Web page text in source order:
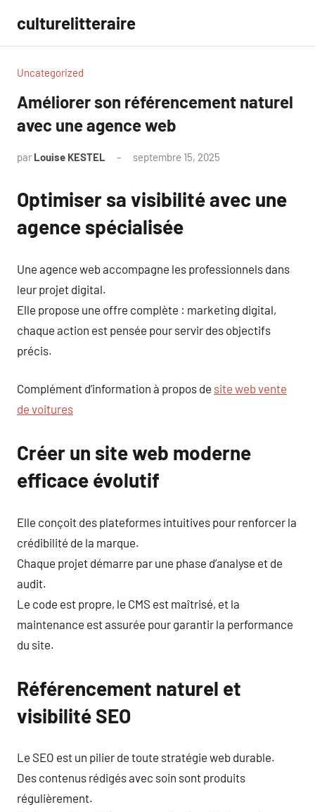
contenu
culturelitteraire
Uncategorized
Améliorer son référencement naturel
avec une agence web
par Louise KESTEL septembre 15, 2025
Optimiser sa visibilité avec une
agence spécialisée
Une agence web accompagne les professionnels dans
leur projet digital.
Elle propose une offre complète : marketing digital,
chaque action est pensée pour servir des objectifs
précis.
Complément d’information à propos de site web vente
de voitures
Créer un site web moderne
efficace évolutif
Elle conçoit des plateformes intuitives pour renforcer la
crédibilité de la marque.
Chaque projet démarre par une phase d’analyse et de
audit.
Le code est propre, le CMS est maîtrisé, et la
maintenance est assurée pour garantir la performance
du site.
Référencement naturel et
visibilité SEO
Le SEO est un pilier de toute stratégie web durable.
Des contenus rédigés avec soin sont produits
régulièrement.